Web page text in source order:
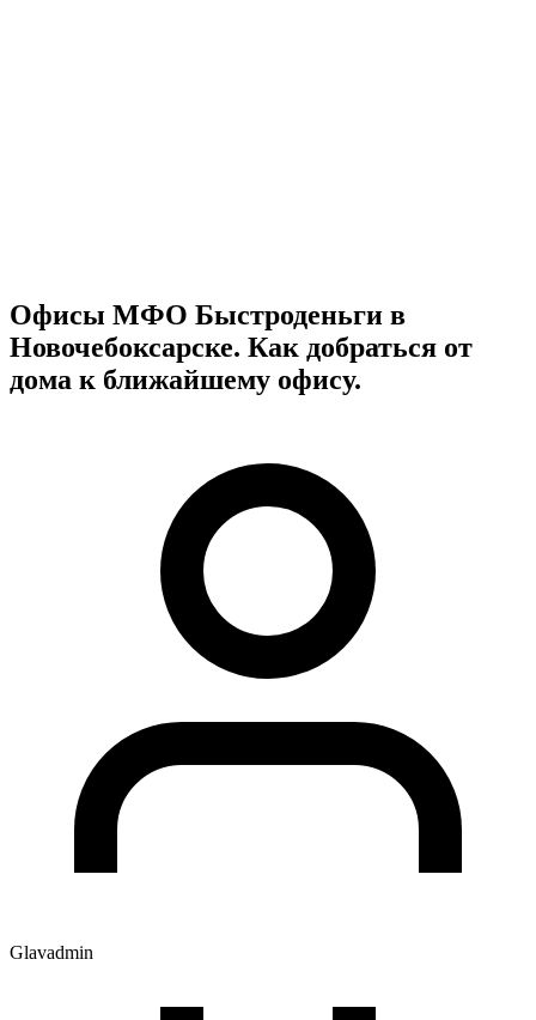
Офисы МФО Быстроденьги в
Новочебоксарске. Как добраться от
дома к ближайшему офису.
Glavadmin